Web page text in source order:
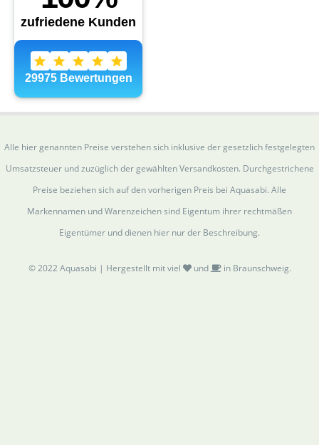
Alle hier genannten Preise verstehen sich inklusive der gesetzlich festgelegten
Umsatzsteuer und zuzüglich der gewählten Versandkosten. Durchgestrichene
Preise beziehen sich auf den vorherigen Preis bei Aquasabi. Alle
Markennamen und Warenzeichen sind Eigentum ihrer rechtmäßen
Eigentümer und dienen hier nur der Beschreibung.
© 2022 Aquasabi | Hergestellt mit viel und in Braunschweig.